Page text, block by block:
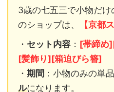
3歳の七五三で小物だ
のショップは、
【京都
・ セット内容 ： [帯締め
[髪飾り][箱迫びら簪]
・ 期間 ：小物のみの単
ルになります。